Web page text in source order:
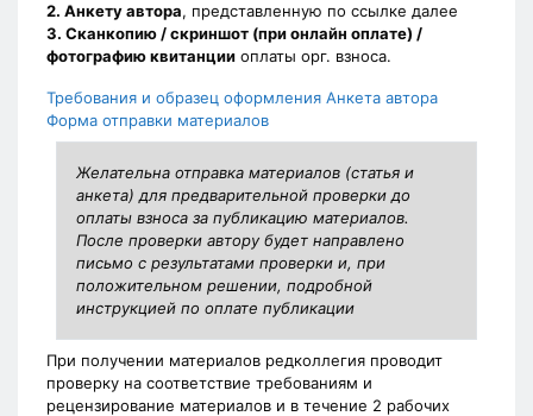
2. Анкету автора, представленную по ссылке далее
3. Сканкопию / скриншот (при онлайн оплате) /
фотографию квитанции оплаты орг. взноса.
Требования и образец оформления Анкета автора
Форма отправки материалов
Желательна отправка материалов (статья и
анкета) для предварительной проверки до
оплаты взноса за публикацию материалов.
После проверки автору будет направлено
письмо с результатами проверки и, при
положительном решении, подробной
инструкцией по оплате публикации
При получении материалов редколлегия проводит
проверку на соответствие требованиям и
рецензирование материалов и в течение 2 рабочих